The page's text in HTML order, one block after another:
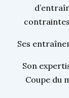
Ses
Son
Coupe du